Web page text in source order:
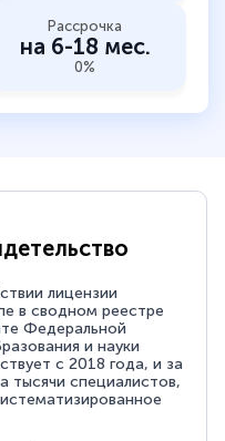
Рассрочка
на 6-18 мес.
0%
лицензии
в сводном реестре
Федеральной
и науки
с 2018 года, и за
тысячи специалистов,